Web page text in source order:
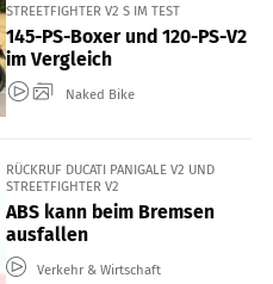
STREETFIGHTER V2 S IM TEST
145-PS-Boxer und 120-PS-V2
im Vergleich
Naked Bike
RÜCKRUF DUCATI PANIGALE V2 UND
STREETFIGHTER V2
ABS kann beim Bremsen
ausfallen
Verkehr & Wirtschaft